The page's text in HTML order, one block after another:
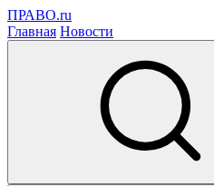
ПРАВО.ru
Главная Новости